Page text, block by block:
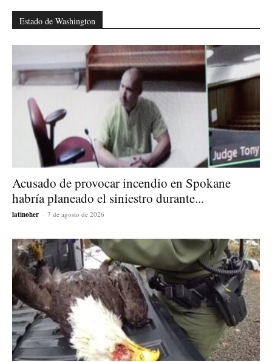
Estado de Washington
Acusado de provocar incendio en Spokane
habría planeado el siniestro durante...
latinoher - 7 de agosto de 2026